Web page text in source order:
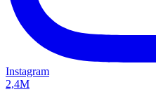
Instagram
2,4M